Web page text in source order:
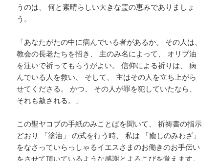
うのは、 何と素晴らしい大きな霊の恵みでありましょ
う。
「あなたがたの中に病んでいる者があるか。 その人は、
教会の長老たちを招き、 主のみ名によって、 オリブ油
を注いで祈ってもらうがよい。 信仰による祈りは、 病
んでいる人を救い、 そして、 主はその人を立ち上がら
せてくださる。 かつ、 その人が罪を犯していたなら、
それも赦される。」
この聖ヤコブの手紙のみことばを聞いて、 祈祷書の指示
どおり 「塗油」 の式を行う時、 私は 「癒しのみわざ」
をなさっていらっしゃるイエスさまのお働きのお手伝い
をさせて頂いているような感謝とよろこびを覚えます。